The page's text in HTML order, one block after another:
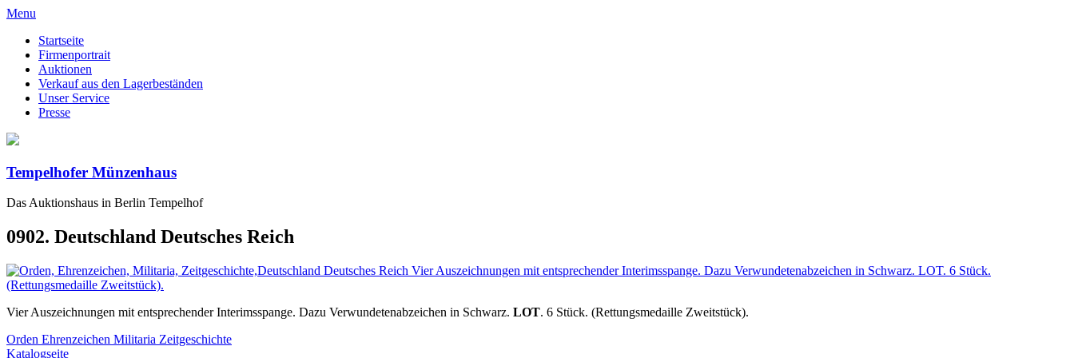
Menu
Startseite
Firmenportrait
Auktionen
Verkauf aus den Lagerbeständen
Unser Service
Presse
Tempelhofer Münzenhaus
Das Auktionshaus in Berlin Tempelhof
0902. Deutschland Deutsches Reich
Vier Auszeichnungen mit entsprechender Interimsspange. Dazu Verwundetenabzeichen in Schwarz. LOT. 6 Stück. (Rettungsmedaille Zweitstück).
Orden Ehrenzeichen Militaria Zeitgeschichte
Katalogseite